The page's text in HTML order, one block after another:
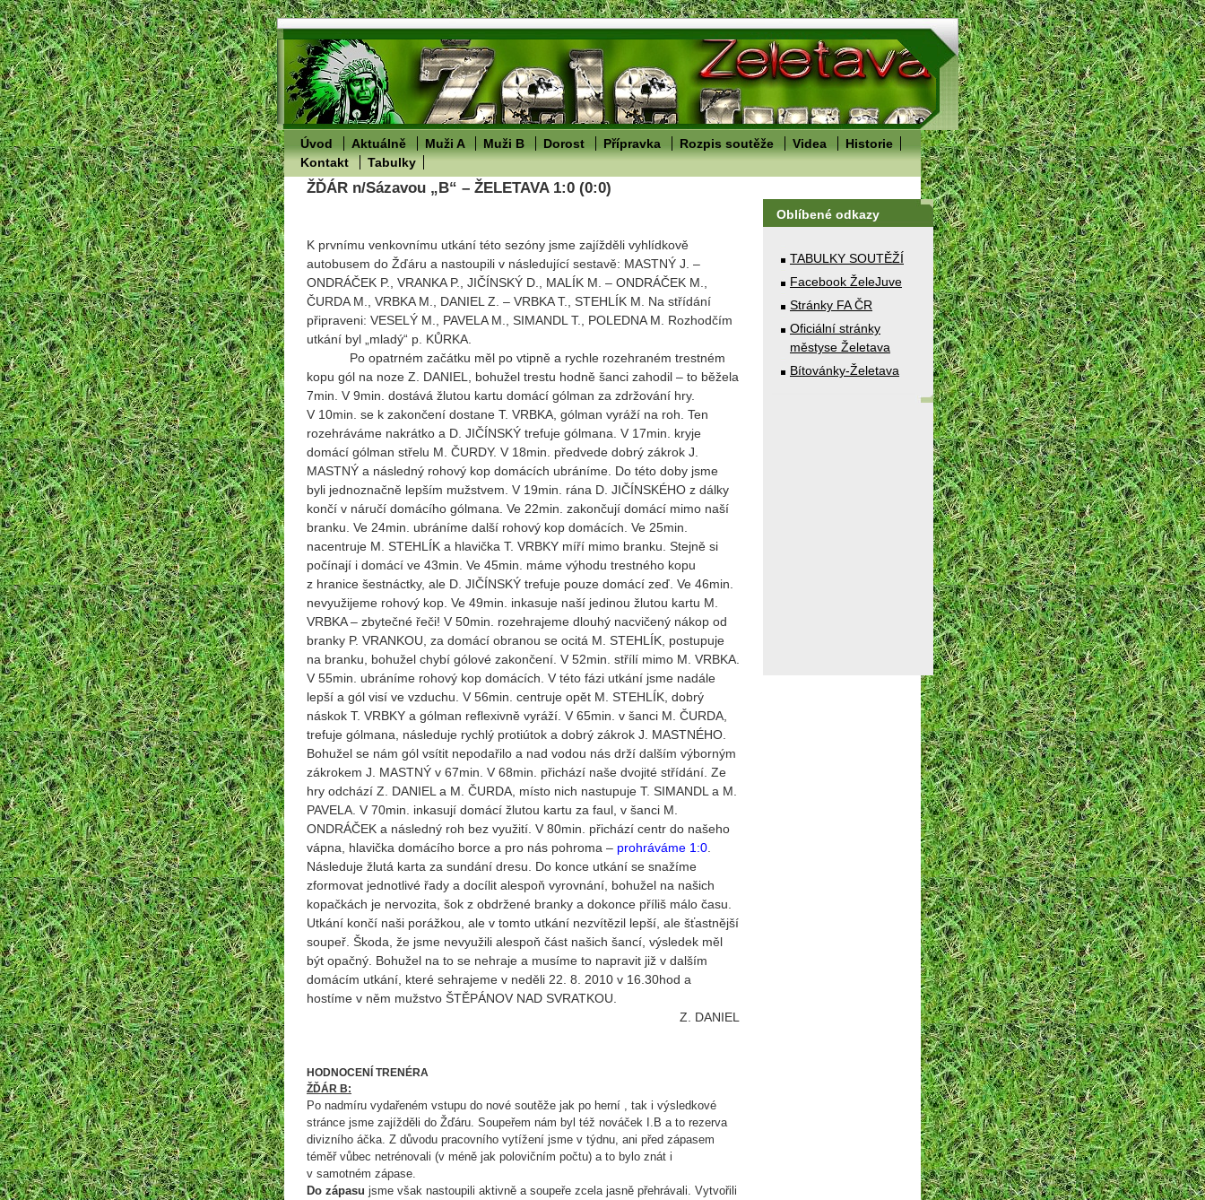
Úvod Aktuálně Muži A Muži B Dorost Přípravka Rozpis soutěže Videa
Historie
Kontakt
Tabulky
Oblíbené odkazy
TABULKY SOUTĚŽÍ
Facebook ŽeleJuve
Stránky FA ČR
Oficiální stránky
městyse Želetava
Bítovánky-Želetava
ŽĎÁR n/Sázavou „B“ – ŽELETAVA 1:0 (0:0)
K prvnímu venkovnímu utkání této sezóny jsme zajížděli vyhlídkově
autobusem do Žďáru a nastoupili v následující sestavě: MASTNÝ J. –
ONDRÁČEK P., VRANKA P., JIČÍNSKÝ D., MALÍK M. – ONDRÁČEK M.,
ČURDA M., VRBKA M., DANIEL Z. – VRBKA T., STEHLÍK M. Na střídání
připraveni: VESELÝ M., PAVELA M., SIMANDL T., POLEDNA M. Rozhodčím
utkání byl „mladý“ p. KŮRKA.
Po opatrném začátku měl po vtipně a rychle rozehraném trestném
kopu gól na noze Z. DANIEL, bohužel trestu hodně šanci zahodil – to běžela
7min. V 9min. dostává žlutou kartu domácí gólman za zdržování hry.
V 10min. se k zakončení dostane T. VRBKA, gólman vyráží na roh. Ten
rozehráváme nakrátko a D. JIČÍNSKÝ trefuje gólmana. V 17min. kryje
domácí gólman střelu M. ČURDY. V 18min. předvede dobrý zákrok J.
MASTNÝ a následný rohový kop domácích ubráníme. Do této doby jsme
byli jednoznačně lepším mužstvem. V 19min. rána D. JIČÍNSKÉHO z dálky
končí v náručí domácího gólmana. Ve 22min. zakončují domácí mimo naší
branku. Ve 24min. ubráníme další rohový kop domácích. Ve 25min.
nacentruje M. STEHLÍK a hlavička T. VRBKY míří mimo branku. Stejně si
počínají i domácí ve 43min. Ve 45min. máme výhodu trestného kopu
z hranice šestnáctky, ale D. JIČÍNSKÝ trefuje pouze domácí zeď. Ve 46min.
nevyužijeme rohový kop. Ve 49min. inkasuje naší jedinou žlutou kartu M.
VRBKA – zbytečné řeči! V 50min. rozehrajeme dlouhý nacvičený nákop od
branky P. VRANKOU, za domácí obranou se ocitá M. STEHLÍK, postupuje
na branku, bohužel chybí gólové zakončení. V 52min. střílí mimo M. VRBKA.
V 55min. ubráníme rohový kop domácích. V této fázi utkání jsme nadále
lepší a gól visí ve vzduchu. V 56min. centruje opět M. STEHLÍK, dobrý
náskok T. VRBKY a gólman reflexivně vyráží. V 65min. v šanci M. ČURDA,
trefuje gólmana, následuje rychlý protiútok a dobrý zákrok J. MASTNÉHO.
Bohužel se nám gól vsítit nepodařilo a nad vodou nás drží dalším výborným
zákrokem J. MASTNÝ v 67min. V 68min. přichází naše dvojité střídání. Ze
hry odchází Z. DANIEL a M. ČURDA, místo nich nastupuje T. SIMANDL a M.
PAVELA. V 70min. inkasují domácí žlutou kartu za faul, v šanci M.
ONDRÁČEK a následný roh bez využití. V 80min. přichází centr do našeho
vápna, hlavička domácího borce a pro nás pohroma – prohráváme 1:0
Následuje žlutá karta za sundání dresu. Do konce utkání se snažíme
zformovat jednotlivé řady a docílit alespoň vyrovnání, bohužel na našich
kopačkách je nervozita, šok z obdržené branky a dokonce příliš málo času.
Utkání končí naši porážkou, ale v tomto utkání nezvítězil lepší, ale šťastnější
soupeř. Škoda, že jsme nevyužili alespoň část našich šancí, výsledek měl
být opačný. Bohužel na to se nehraje a musíme to napravit již v dalším
domácím utkání, které sehrajeme v neděli 22. 8. 2010 v 16.30hod a
hostíme v něm mužstvo ŠTĚPÁNOV NAD SVRATKOU.
Z. DANIEL
HODNOCENÍ TRENÉRA
ŽĎÁR B:
Po nadmíru vydařeném vstupu do nové soutěže jak po herní , tak i výsledkové
stránce jsme zajížděli do Žďáru. Soupeřem nám byl též nováček I.B a to rezerva
divizního áčka. Z důvodu pracovního vytížení jsme v týdnu, ani před zápasem
téměř vůbec netrénovali (v méně jak polovičním počtu) a to bylo znát i
v samotném zápase.
Do zápasu jsme však nastoupili aktivně a soupeře zcela jasně přehrávali. Vytvořili